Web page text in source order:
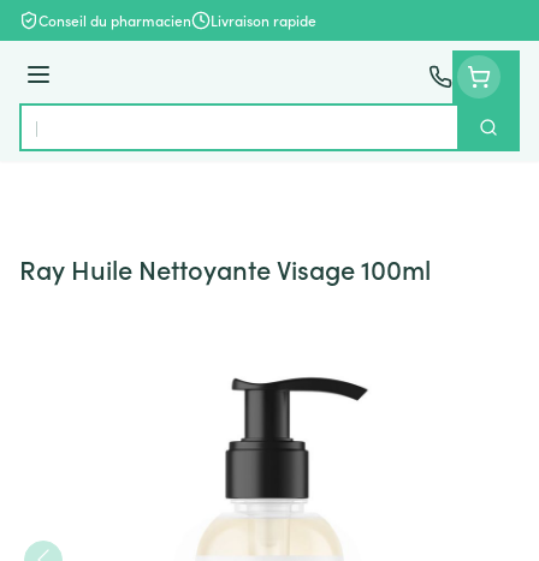
Aller au contenu
Conseil du pharmacien Livraison rapide
Menu
Rechercher
Ray Huile Nettoyante Visage 100ml